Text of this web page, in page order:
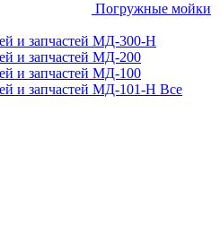
Погружные мойки
и запчастей МД-300-H
и запчастей МД-200
и запчастей МД-100
и запчастей МД-101-Н Все